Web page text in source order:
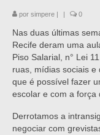
por simpere | | 0
Nas duas últimas
Recife deram uma
Piso Salarial, n° Lei
ruas, mídias sociais
que é possível fazer
escolar e com a força
Derrotamos a
negociar com